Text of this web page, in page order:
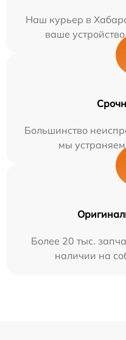
Наш курьер в
ваше
Большинство
мы
Более 20 тыс.
наличии на